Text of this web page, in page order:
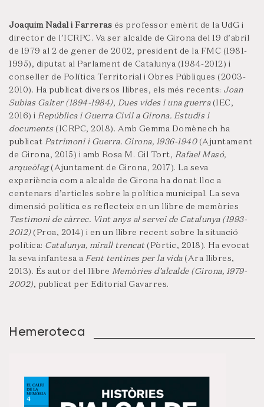
Joaquim Nadal i Farreras és professor emèrit de la UdG i
director de l’ICRPC. Va ser alcalde de Girona del 19 d’abril
de 1979 al 2 de gener de 2002, president de la FMC (1981-
1995), diputat al Parlament de Catalunya (1984-2012) i
conseller de Política Territorial i Obres Públiques (2003-
2010). Ha publicat diversos llibres, els més recents: Joan
Subias Galter (1894-1984), Dues vides i una guerra(IEC,
2016) i República i Guerra Civil a Girona. Estudis i
documents(ICRPC, 2018). Amb Gemma Domènech ha
publicat Patrimoni i Guerra. Girona, 1936-1940(Ajuntament
de Girona, 2015) i amb Rosa M. Gil Tort, Rafael Masó,
arqueòleg(Ajuntament de Girona, 2017). La seva
experiència com a alcalde de Girona ha donat lloc a
centenars d’articles sobre la política municipal. La seva
dimensió política es reflecteix en un llibre de memòries
Testimoni de càrrec. Vint anys al servei de Catalunya (1993-
2012) (Proa, 2014) i en un llibre recent sobre la situació
política: Catalunya, mirall trencat(Pòrtic, 2018). Ha evocat
la seva infantesa a Fent tentines per la vida(Ara llibres,
2013). És autor del llibre Memòries d’alcalde (Girona, 1979-
2002), publicat per Editorial Gavarres.
Hemeroteca